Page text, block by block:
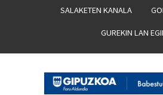
SALAKETEN KANALA
GUREKIN LAN